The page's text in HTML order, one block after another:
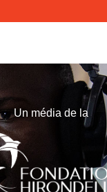
Un média de la